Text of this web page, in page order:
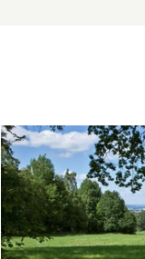
Bildergalerie